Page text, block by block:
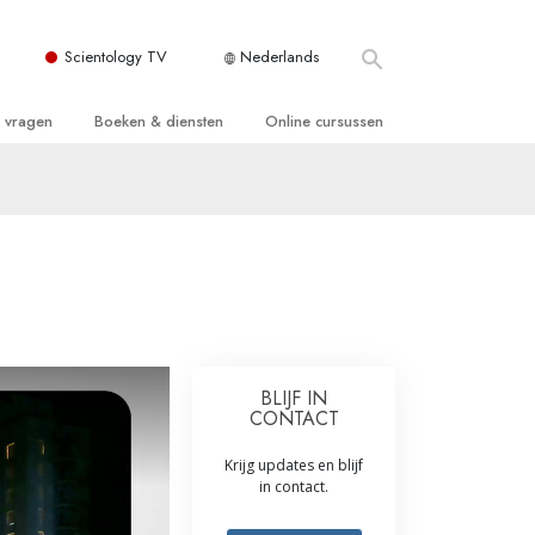
Scientology TV Nederlands
Boeken & diensten
voor beginners
Online cursussen
Assisten voor Ziektes en Verwondingen
BLIJF IN
CONTACT
Krijg updates en blijf
in contact.